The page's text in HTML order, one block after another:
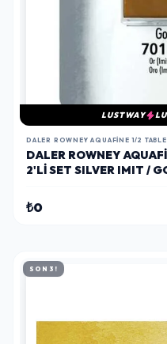
LUSTWAY
DALER ROWNEY AQUAFINE 1/2
DALER ROWNEY
2'LI SET SILVER IMIT /
₺0
SON 3!